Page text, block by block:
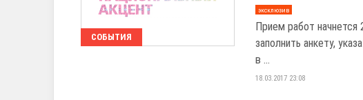
СОБЫТИЯ
эксклюзив
Прием работ начнется
заполнить анкету,
в ...
18.03.2017 23:08